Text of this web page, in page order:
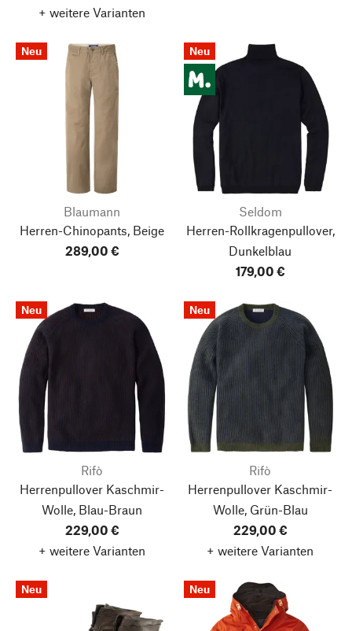
+ weitere Varianten
Neu
Blaumann
Herren-Chinopants, Beige
289,00 €
Neu
Seldom
Herren-Rollkragenpullover,
Dunkelblau
179,00 €
Neu
Rifò
Herrenpullover Kaschmir-
Wolle, Blau-Braun
229,00 €
+ weitere Varianten
Neu
Rifò
Herrenpullover Kaschmir-
Wolle, Grün-Blau
229,00 €
+ weitere Varianten
Neu Neu